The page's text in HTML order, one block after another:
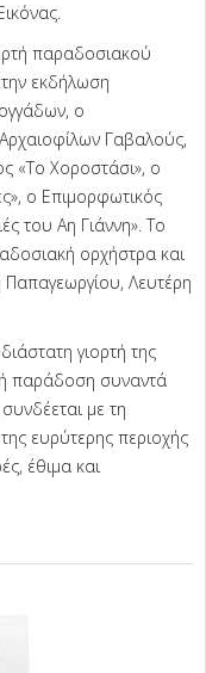
παραδοσιακού
εκδήλωση
ο
Γαβαλούς,
«Το Χοροστάσι», ο
ο Επιμορφωτικός
του Αη Γιάννη». Το
ορχήστρα και
Λευτέρη
γιορτή της
παράδοση συναντά
με τη
ευρύτερης περιοχής
έθιμα και